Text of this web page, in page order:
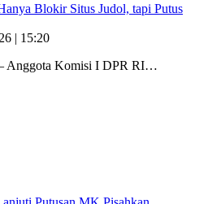
Blokir Situs Judol, tapi Putus
| 15:20
Anggota Komisi I DPR RI…